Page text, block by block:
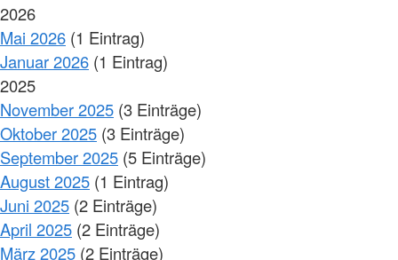
2026
Mai 2026 (1 Eintrag)
Januar 2026 (1 Eintrag)
2025
November 2025 (3 Einträge)
Oktober 2025 (3 Einträge)
September 2025 (5 Einträge)
August 2025 (1 Eintrag)
Juni 2025 (2 Einträge)
April 2025 (2 Einträge)
März 2025 (2 Einträge)